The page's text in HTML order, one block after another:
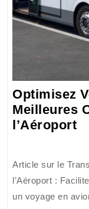
Optimisez
Meilleures
l’Aéroport
:
Article sur le
l’Aéroport :
un voyage en